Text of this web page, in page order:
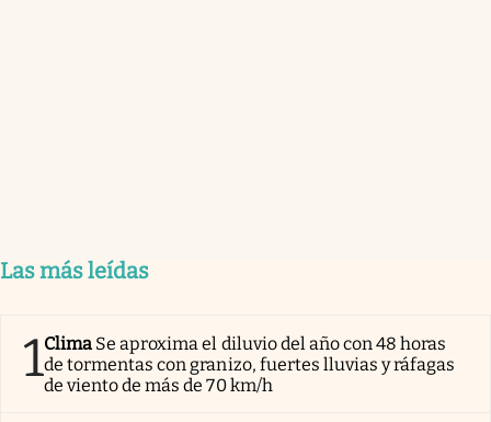
Las más leídas
1Clima Se aproxima el diluvio del año con 48 horas
de tormentas con granizo, fuertes lluvias y ráfagas
de viento de más de 70 km/h